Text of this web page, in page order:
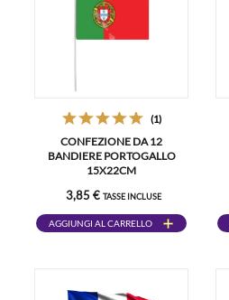
(1)
CONFEZIONE DA 12
BANDIERE PORTOGALLO
15X22CM
3,85 € TASSE INCLUSE
AGGIUNGI AL CARRELLO